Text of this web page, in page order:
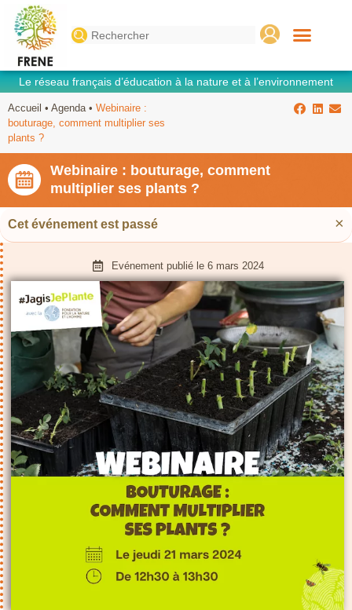
Search
for:
Le réseau français d’éducation à la nature et à l’environnement
Accueil • Agenda • Webinaire :
bouturage, comment multiplier ses
plants ?
Webinaire : bouturage, comment
multiplier ses plants ?
Cet événement est passé ×
Evénement publié le6 mars 2024